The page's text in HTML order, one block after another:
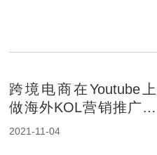
跨境电商在Youtube上
做海外KOL营销推广有
什么优势？
2021-11-04